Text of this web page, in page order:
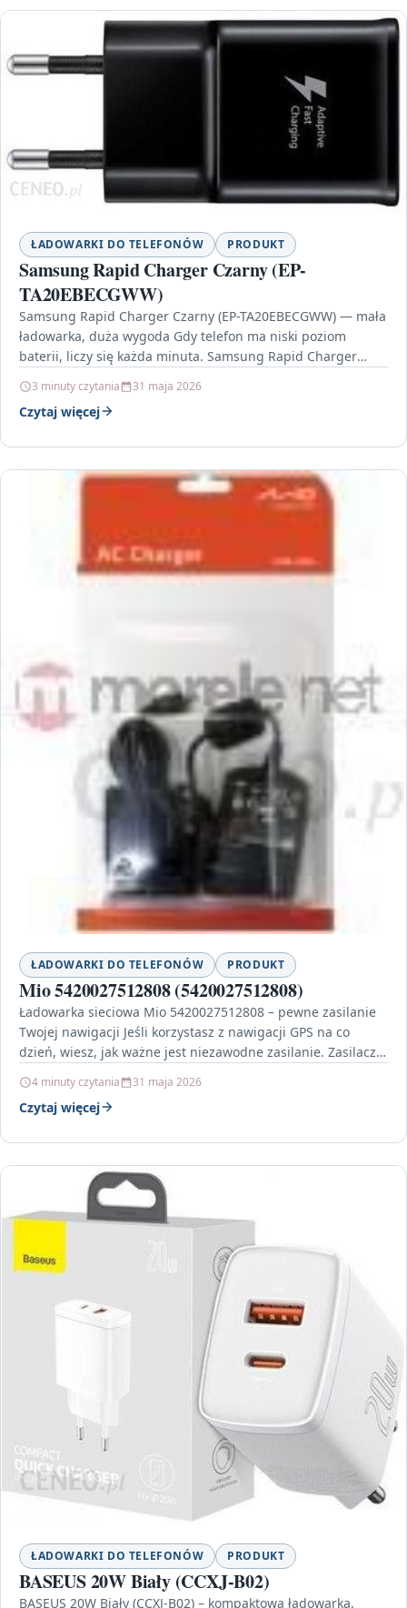
ŁADOWARKI DO TELEFONÓW PRODUKT
Samsung Rapid Charger Czarny (EP-
TA20EBECGWW)
Samsung Rapid Charger Czarny (EP-TA20EBECGWW) — mała
ładowarka, duża wygoda Gdy telefon ma niski poziom
baterii, liczy się każda minuta. Samsung Rapid Charger
3 minuty czytania 31 maja 2026
Czytaj więcej
ŁADOWARKI DO TELEFONÓW PRODUKT
Mio 5420027512808 (5420027512808)
Ładowarka sieciowa Mio 5420027512808 – pewne zasilanie
Twojej nawigacji Jeśli korzystasz z nawigacji GPS na co
dzień, wiesz, jak ważne jest niezawodne zasilanie. Zasilacz…
4 minuty czytania 31 maja 2026
Czytaj więcej
ŁADOWARKI DO TELEFONÓW PRODUKT
BASEUS 20W Biały (CCXJ-B02)
BASEUS 20W Biały (CCXJ-B02) – kompaktowa ładowarka,